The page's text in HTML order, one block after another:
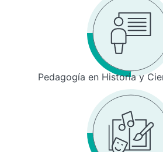
Pedagogía en Historia y